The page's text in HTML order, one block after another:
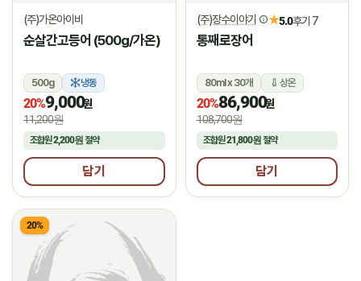
(주)가온아이비
순살간고등어 (500g/가온)
500g 냉동
20%9,000원
11,200원
조합원2,200원 절약
담기
(주)장수이야기 ★5.0후기 7
통째로장어
80ml x 30개 상온
20%86,900원
108,700원
조합원21,800원절약
담기
20%